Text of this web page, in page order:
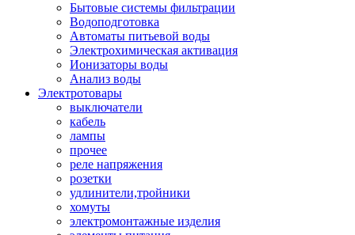
Бытовые системы фильтрации
Водоподготовка
Автоматы питьевой воды
Электрохимическая активация
Ионизаторы воды
Анализ воды
Электротовары
выключатели
кабель
лампы
прочее
реле напряжения
розетки
удлинители,тройники
хомуты
электромонтажные изделия